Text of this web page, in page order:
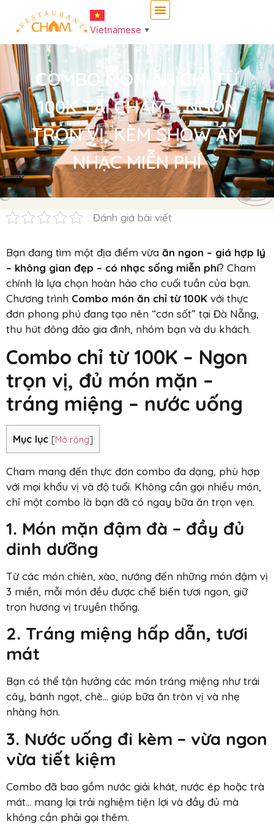
Vietnamese ▼
COMBO MÓN ĂN CHỈ TỪ
100K TẠI CHAM – NGON
TRỌN VỊ, KÈM SHOW ÂM
NHẠC MIỄN PHÍ
Đánh giá bài viết
Bạn đang tìm một địa điểm vừa ăn ngon – giá hợp lý
– không gian đẹp – có nhạc sống miễn phí? Cham
chính là lựa chọn hoàn hảo cho cuối tuần của bạn.
Chương trình Combo món ăn chỉ từ 100K với thực
đơn phong phú đang tạo nên “cơn sốt” tại Đà Nẵng,
thu hút đông đảo gia đình, nhóm bạn và du khách.
Combo chỉ từ 100K – Ngon
trọn vị, đủ món mặn –
tráng miệng – nước uống
Mục lục [Mở rộng]
Cham mang đến thực đơn combo đa dạng, phù hợp
với mọi khẩu vị và độ tuổi. Không cần gọi nhiều món,
chỉ một combo là bạn đã có ngay bữa ăn trọn vẹn.
1. Món mặn đậm đà – đầy đủ
dinh dưỡng
Từ các món chiên, xào, nướng đến những món đậm vị
3 miền, mỗi món đều được chế biến tươi ngon, giữ
trọn hương vị truyền thống.
2. Tráng miệng hấp dẫn, tươi
mát
Bạn có thể tận hưởng các món tráng miệng như trái
cây, bánh ngọt, chè… giúp bữa ăn tròn vị và nhẹ
nhàng hơn.
3. Nước uống đi kèm – vừa ngon
vừa tiết kiệm
Combo đã bao gồm nước giải khát, nước ép hoặc trà
mát… mang lại trải nghiệm tiện lợi và đầy đủ mà
không cần phải gọi thêm.